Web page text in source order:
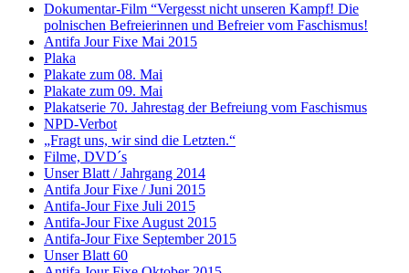
Dokumentar-Film “Vergesst nicht unseren Kampf! Die
polnischen Befreierinnen und Befreier vom Faschismus!
Antifa Jour Fixe Mai 2015
Plaka
Plakate zum 08. Mai
Plakate zum 09. Mai
Plakatserie 70. Jahrestag der Befreiung vom Faschismus
NPD-Verbot
„Fragt uns, wir sind die Letzten.“
Filme, DVD´s
Unser Blatt / Jahrgang 2014
Antifa Jour Fixe / Juni 2015
Antifa-Jour Fixe Juli 2015
Antifa-Jour Fixe August 2015
Antifa-Jour Fixe September 2015
Unser Blatt 60